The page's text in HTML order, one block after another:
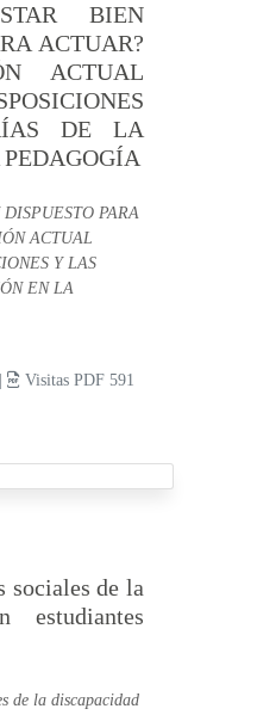
BIEN
ACTUAR?
ACTUAL
DE LA
PARA
ACTUAL
Y LAS
EN LA
|
Visitas PDF 591
sociales de la
estudiantes
de la discapacidad